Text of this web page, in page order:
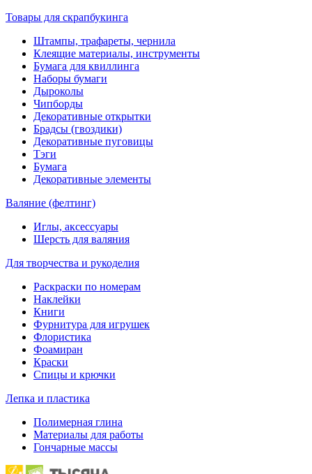
Товары для скрапбукинга
Штампы, трафареты, чернила
Клеящие материалы, инструменты
Бумага для квиллинга
Наборы бумаги
Дыроколы
Чипборды
Декоративные открытки
Брадсы (гвоздики)
Декоративные пуговицы
Тэги
Бумага
Декоративные элементы
Валяние (фелтинг)
Иглы, аксессуары
Шерсть для валяния
Для творчества и рукоделия
Раскраски по номерам
Наклейки
Книги
Фурнитура для игрушек
Флористика
Фоамиран
Краски
Спицы и крючки
Лепка и пластика
Полимерная глина
Материалы для работы
Гончарные массы